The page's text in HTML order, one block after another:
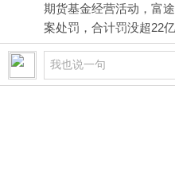
期货基金经营活动，富
案处罚，合计罚没超22亿